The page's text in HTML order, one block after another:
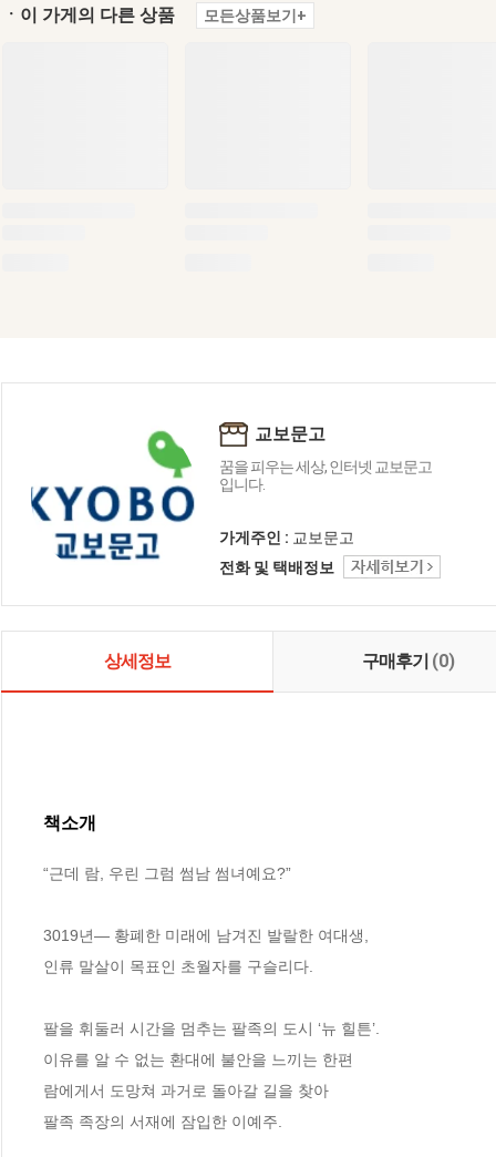
ㆍ이 가게의 다른 상품 모든상품보기+
교보문고
꿈을 피우는 세상, 인터넷 교보문고
입니다.
가게주인 : 교보문고
전화 및 택배정보
상세정보 구매후기 (0)
책소개
“근데 람, 우린 그럼 썸남 썸녀예요?”
3019년― 황폐한 미래에 남겨진 발랄한 여대생,
인류 말살이 목표인 초월자를 구슬리다.
팔을 휘둘러 시간을 멈추는 팔족의 도시 ‘뉴 힐튼’.
이유를 알 수 없는 환대에 불안을 느끼는 한편
람에게서 도망쳐 과거로 돌아갈 길을 찾아
팔족 족장의 서재에 잠입한 이예주.